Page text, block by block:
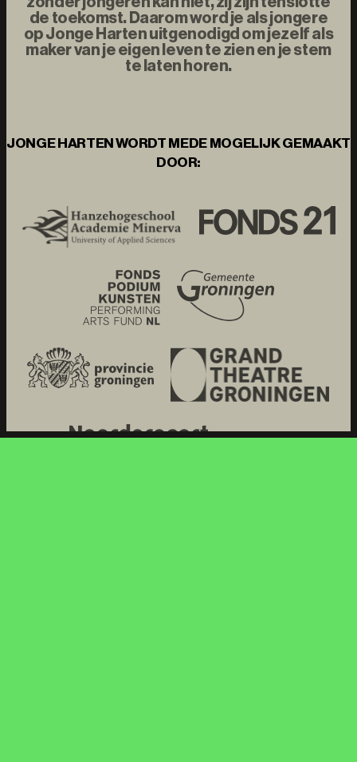
de toekomst. Daarom word je als jongere
op Jonge Harten uitgenodigd om jezelf als
maker van je eigen leven te zien en je stem
te laten horen.
JONGE HARTEN WORDT MEDE MOGELIJK GEMAAKT
DOOR: